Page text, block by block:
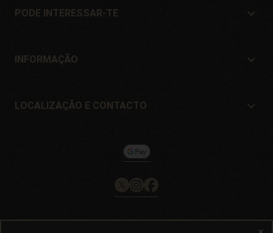
Localização e Contacto
PODE INTERESSAR-TE
Ofertas
INFORMAÇÃO
Garantia e devoluções
LOCALIZAÇÃO E CONTACTO
Pol. Industrial Pont del Príncep
Email: info@philosopherseeds.com